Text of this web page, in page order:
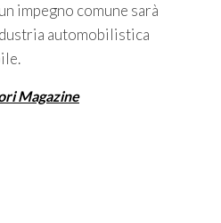
impegno comune sarà
automobilistica
Magazine